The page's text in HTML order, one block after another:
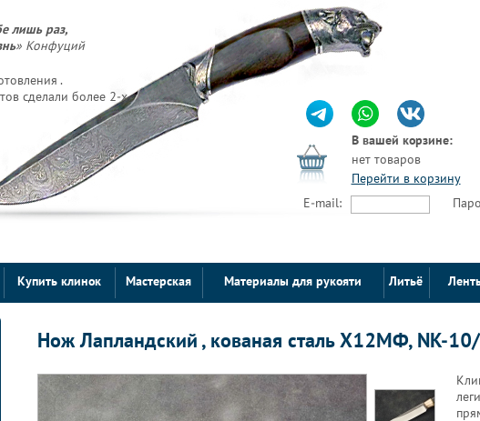
лишь раз,
» Конфуций
.
сделали более 2-х
В вашей корзине:
нет товаров
Перейти в корзину
E-mail:
Купить клинок Мастерская Материалы для рукояти Литьё
Нож Лапландский , кованая сталь Х12МФ, NK-